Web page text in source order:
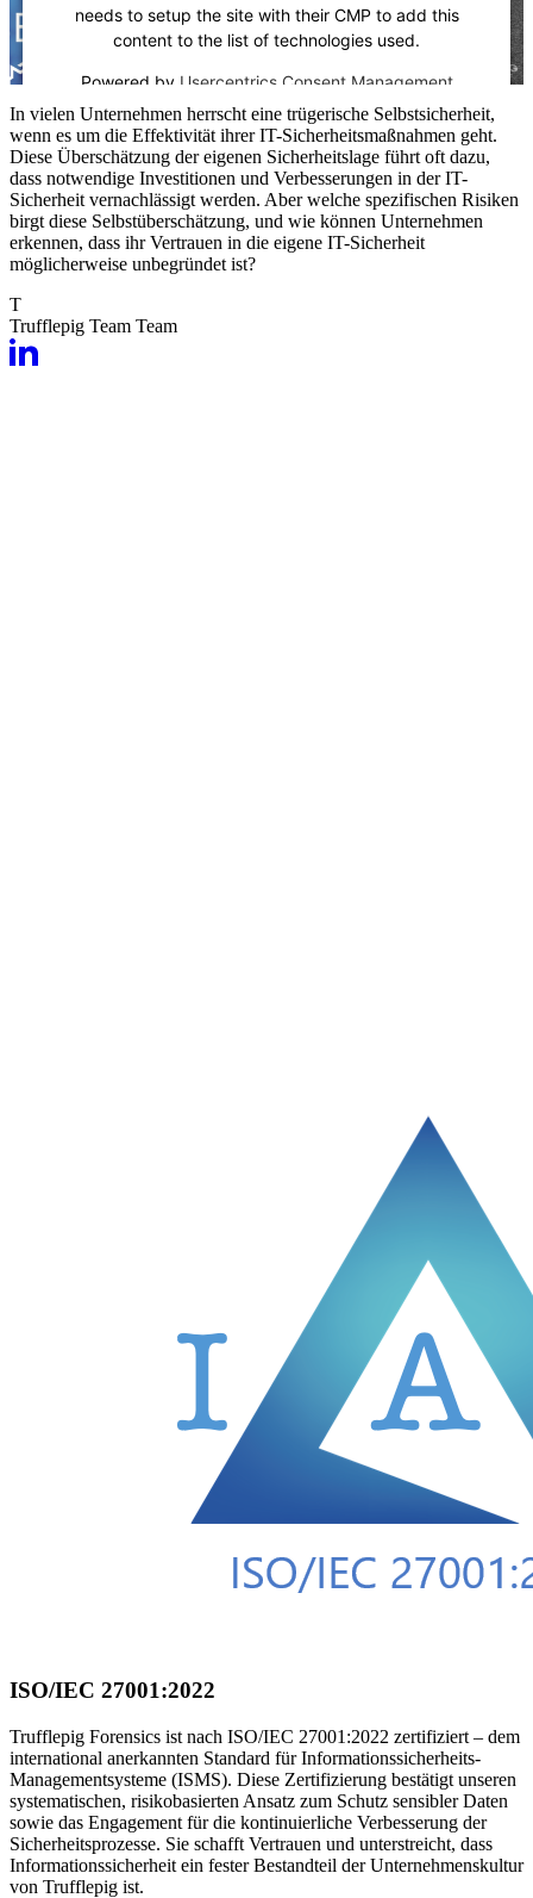
needs to setup the site with their CMP to add this
content to the list of technologies used.
Powered by Usercentrics Consent Management
Platform
In vielen Unternehmen herrscht eine trügerische Selbstsicherheit,
wenn es um die Effektivität ihrer IT-Sicherheitsmaßnahmen geht.
Diese Überschätzung der eigenen Sicherheitslage führt oft dazu,
dass notwendige Investitionen und Verbesserungen in der IT-
Sicherheit vernachlässigt werden. Aber welche spezifischen Risiken
birgt diese Selbstüberschätzung, und wie können Unternehmen
erkennen, dass ihr Vertrauen in die eigene IT-Sicherheit
möglicherweise unbegründet ist?
T
Trufflepig Team Team
ISO/IEC 27001:2022
Trufflepig Forensics ist nach ISO/IEC 27001:2022 zertifiziert – dem
international anerkannten Standard für Informationssicherheits-
Managementsysteme (ISMS). Diese Zertifizierung bestätigt unseren
systematischen, risikobasierten Ansatz zum Schutz sensibler Daten
sowie das Engagement für die kontinuierliche Verbesserung der
Sicherheitsprozesse. Sie schafft Vertrauen und unterstreicht, dass
Informationssicherheit ein fester Bestandteil der Unternehmenskultur
von Trufflepig ist.